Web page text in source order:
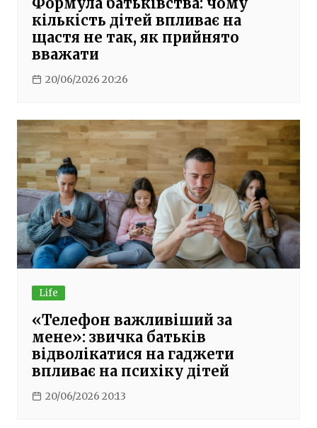
кількість дітей впливає на
щастя не так, як прийнято
вважати
20/06/2026 20:26
Life
«Телефон важливіший за
мене»: звичка батьків
відволікатися на гаджети
впливає на психіку дітей
20/06/2026 20:13